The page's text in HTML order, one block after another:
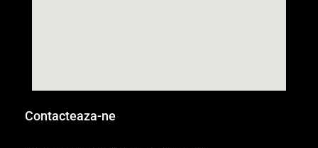
Contacteaza-ne